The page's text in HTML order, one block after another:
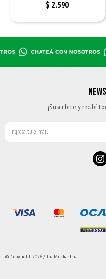
$ 2.590
¡Suscribite y recibí

© Copyright 2026 / Los Muchachos